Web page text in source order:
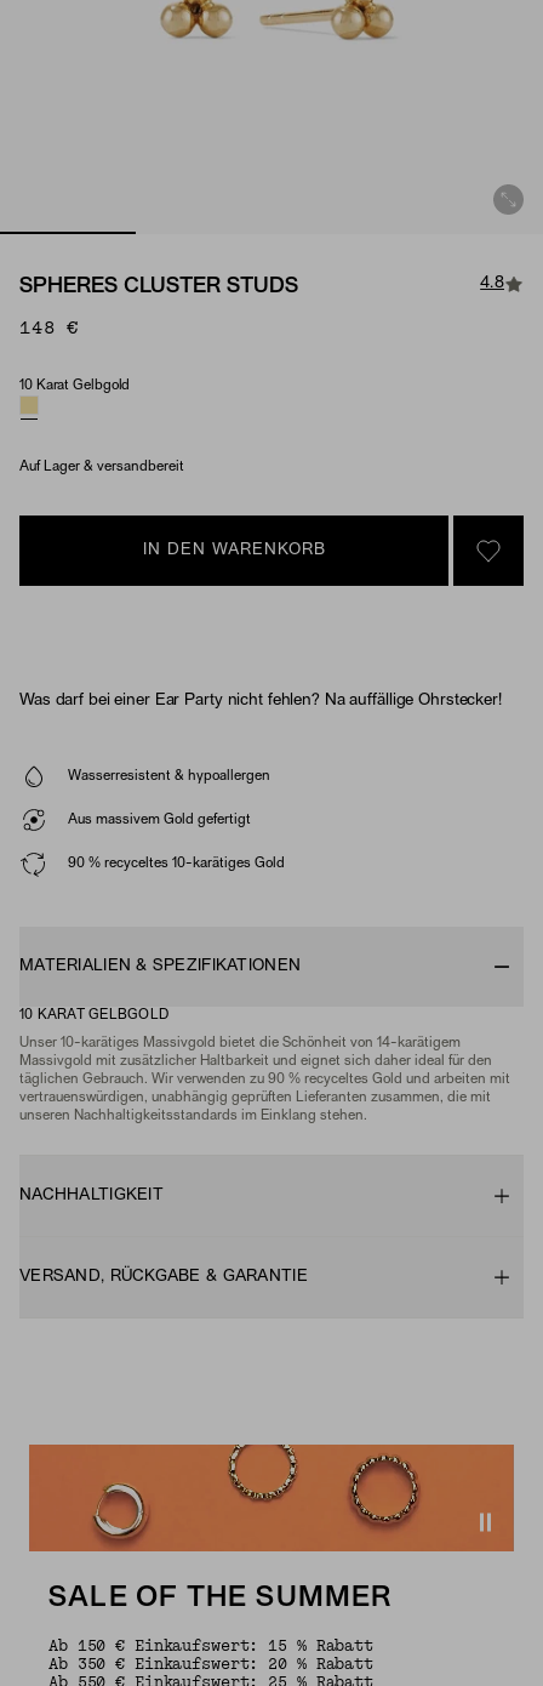
SPHERES CLUSTER STUDS 4.8
148 €
Material
10 Karat Gelbgold
Auf Lager & versandbereit
IN DEN WARENKORB
SIGN
Was darf bei einer Ear Party nicht fehlen? Na auffällige Ohrstecker!
Wasserresistent & hypoallergen
Aus massivem Gold gefertigt
90 % recyceltes 10-karätiges Gold
MATERIALIEN & SPEZIFIKATIONEN
10 KARAT GELBGOLD
Unser 10-karätiges Massivgold bietet die Schönheit von 14-karätigem
Massivgold mit zusätzlicher Haltbarkeit und eignet sich daher ideal für den
täglichen Gebrauch. Wir verwenden zu 90 % recyceltes Gold und arbeiten mit
vertrauenswürdigen, unabhängig geprüften Lieferanten zusammen, die mit
unseren Nachhaltigkeitsstandards im Einklang stehen.
NACHHALTIGKEIT
VERSAND, RÜCKGABE & GARANTIE
SALE OF THE SUMMER
Ab 150 € Einkaufswert: 15 % Rabatt
Ab 350 € Einkaufswert: 20 % Rabatt